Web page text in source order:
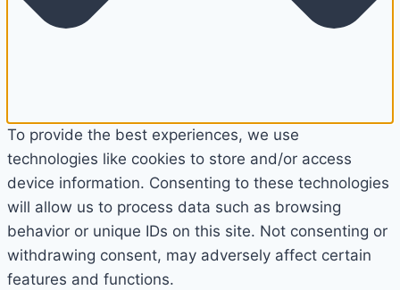
To provide the best experiences, we use
technologies like cookies to store and/or access
device information. Consenting to these technologies
will allow us to process data such as browsing
behavior or unique IDs on this site. Not consenting or
withdrawing consent, may adversely affect certain
features and functions.